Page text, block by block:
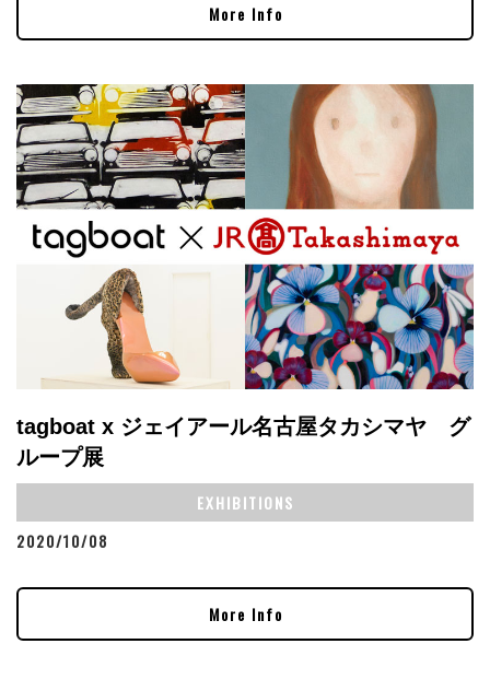
More Info
tagboat x ジェイアール名古屋タカシマヤ グ
ループ展
EXHIBITIONS
2020/10/08
More Info